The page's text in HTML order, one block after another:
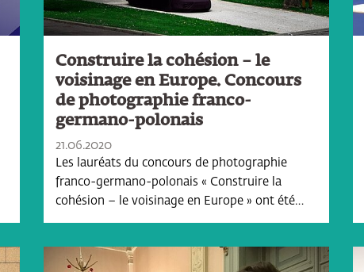
Construire la cohésion – le
voisinage en Europe. Concours
de photographie franco-
germano-polonais
21.06.2020
Les lauréats du concours de photographie
franco-germano-polonais « Construire la
cohésion – le voisinage en Europe » ont été…